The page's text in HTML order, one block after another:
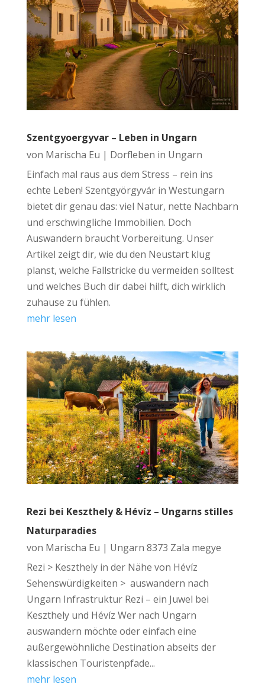
Szentgyoergyvar – Leben in Ungarn
von Marischa Eu | Dorfleben in Ungarn
Einfach mal raus aus dem Stress – rein ins
echte Leben! Szentgyörgyvár in Westungarn
bietet dir genau das: viel Natur, nette Nachbarn
und erschwingliche Immobilien. Doch
Auswandern braucht Vorbereitung. Unser
Artikel zeigt dir, wie du den Neustart klug
planst, welche Fallstricke du vermeiden solltest
und welches Buch dir dabei hilft, dich wirklich
zuhause zu fühlen.
mehr lesen
Rezi bei Keszthely & Hévíz – Ungarns stilles
Naturparadies
von Marischa Eu | Ungarn 8373 Zala megye
Rezi > Keszthely in der Nähe von Hévíz
Sehenswürdigkeiten > auswandern nach
Ungarn Infrastruktur Rezi – ein Juwel bei
Keszthely und Hévíz Wer nach Ungarn
auswandern möchte oder einfach eine
außergewöhnliche Destination abseits der
klassischen Touristenpfade...
mehr lesen